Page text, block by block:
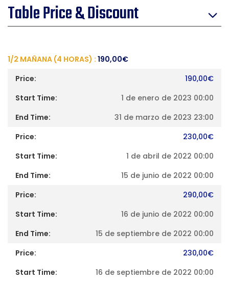
Table Price & Discount
1/2 MAÑANA (4 HORAS) : 190,00€
190,00€
1 de enero de 2023 00:00
31 de marzo de 2023 23:00
230,00€
1 de abril de 2022 00:00
15 de junio de 2022 00:00
290,00€
16 de junio de 2022 00:00
15 de septiembre de 2022 00:00
230,00€
16 de septiembre de 2022 00:00